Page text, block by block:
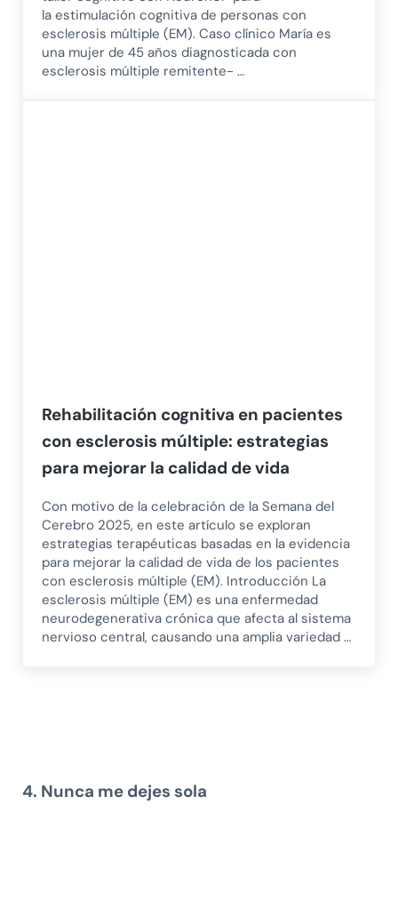
la estimulación cognitiva de personas con
esclerosis múltiple (EM). Caso clínico María es
una mujer de 45 años diagnosticada con
esclerosis múltiple remitente- …
Rehabilitación cognitiva en pacientes
con esclerosis múltiple: estrategias
para mejorar la calidad de vida
Con motivo de la celebración de la Semana del
Cerebro 2025, en este artículo se exploran
estrategias terapéuticas basadas en la evidencia
para mejorar la calidad de vida de los pacientes
con esclerosis múltiple (EM). Introducción La
esclerosis múltiple (EM) es una enfermedad
neurodegenerativa crónica que afecta al sistema
nervioso central, causando una amplia variedad …
4. Nunca me dejes sola